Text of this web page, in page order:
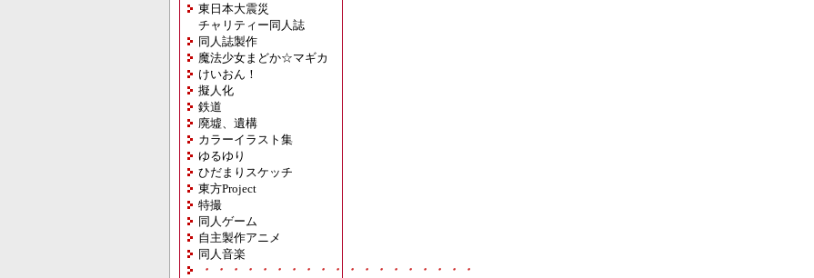
東日本大震災
チャリティー同人誌
同人誌製作
魔法少女まどか☆マギカ
けいおん！
擬人化
鉄道
廃墟、遺構
カラーイラスト集
ゆるゆり
ひだまりスケッチ
東方Project
特撮
同人ゲーム
自主製作アニメ
同人音楽
・・・・・・・・・・・・・・・・・・・